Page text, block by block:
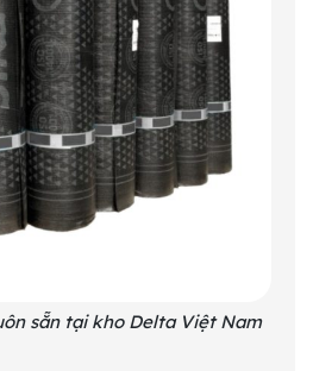
sẵn tại kho Delta Việt Nam